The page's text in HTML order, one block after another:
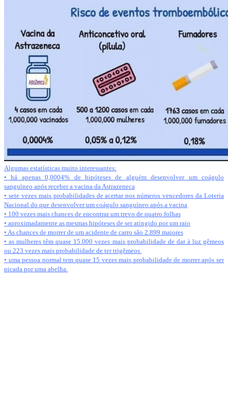
Algumas estatísticas muito interessantes:
• há apenas 0,0004% de hipóteses de alguém desenvolver um coágulo
sanguíneo após receber a vacina da Astrazeneca
• sete vezes mais probabilidades de acertar nos números vencedores da Loteria
Nacional do que desenvolver um coágulo sanguíneo após a vacina
• 100 vezes mais chances de encontrar um trevo de quatro folhas
• aproximadamente as mesmas hipóteses de ser atingido por um raio
• As chances de morrer de um acidente de carro são 2.899 maiores
• as mulheres têm quase 15.000 vezes mais probabilidade de dar à luz gêmeos
ou 223 vezes mais probabilidade de ter trigêmeos.
• uma pessoa normal tem quase 15 vezes mais probabilidade de morrer após ser
picada por uma abelha.